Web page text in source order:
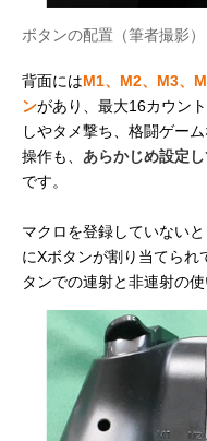
ボタンの配置（筆者撮影）
背面にはM1、M2、M3、
ンがあり、最大16カウン
しやタメ撃ち、格闘ゲー
操作も、 あらかじめ設定
です。
マクロを登録していない
にXボタンが割り当てられ
タンでの連射と非連射の使